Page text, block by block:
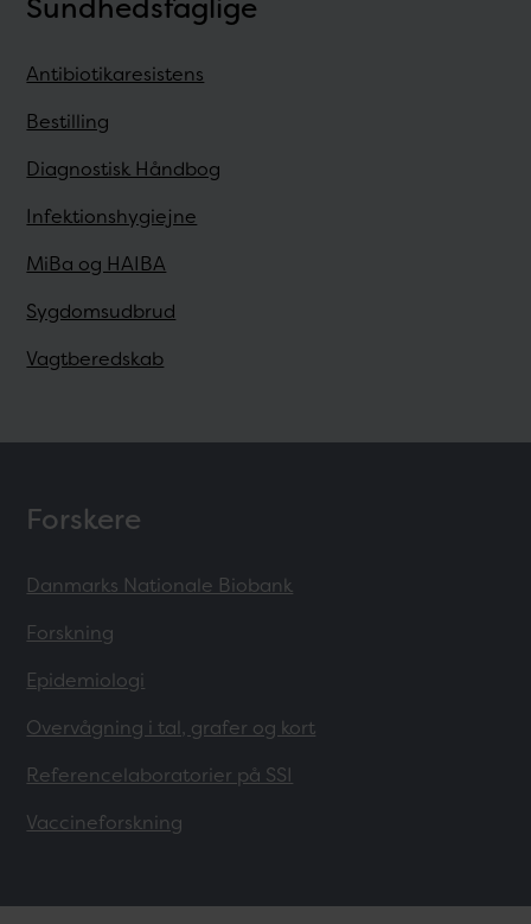
Sundhedsfaglige
Antibiotikaresistens
Bestilling
Diagnostisk Håndbog
Infektionshygiejne
MiBa og HAIBA
Sygdomsudbrud
Vagtberedskab
Forskere
Danmarks Nationale Biobank
Forskning
Epidemiologi
Overvågning i tal, grafer og kort
Referencelaboratorier på SSI
Vaccineforskning